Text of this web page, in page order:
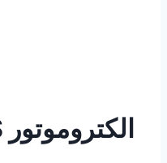
الکتروموتور SIEMENS